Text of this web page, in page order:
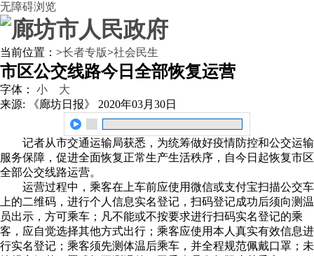
无障碍浏览
当前位置： >长者专版>社会民生
市区公交线路今日全部恢复运营
字体： 小
大
来源: 《廊坊日报》
2020年03月30日
记者从市交通运输局获悉，为统筹做好疫情防控和公交运输
服务保障，促进全面恢复正常生产生活秩序，自今日起恢复市区
全部公交线路运营。
运营过程中，乘客在上车前应使用微信或支付宝扫描公交车
上的二维码，进行个人信息实名登记，扫码登记成功后须向测温
员出示，方可乘车；凡不能或不按要求进行扫码实名登记的乘
客，应自觉选择其他方式出行；乘客应使用本人真实有效信息进
行实名登记；乘客须先测体温后乘车，并全程规范佩戴口罩；未